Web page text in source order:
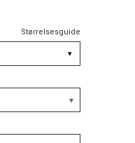
Størrelsesguide
▾